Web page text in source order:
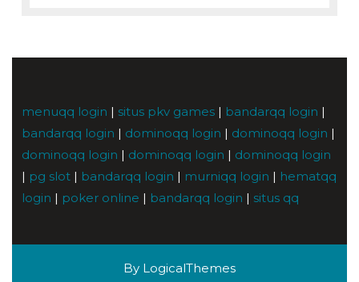
menuqq login | situs pkv games | bandarqq login |
bandarqq login | dominoqq login | dominoqq login |
dominoqq login | dominoqq login | dominoqq login
| pg slot | bandarqq login | murniqq login | hematqq
login | poker online | bandarqq login | situs qq
By LogicalThemes